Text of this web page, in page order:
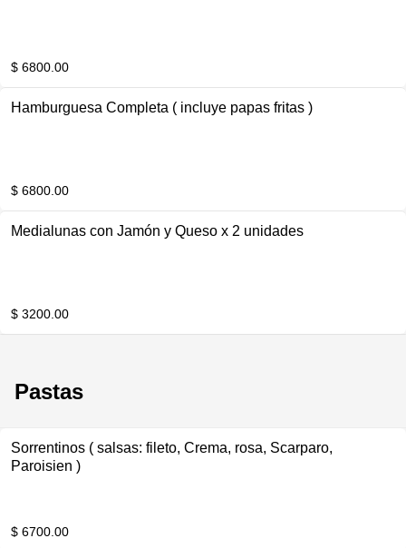
$ 6800.00
Hamburguesa Completa ( incluye papas fritas )
$ 6800.00
Medialunas con Jamón y Queso x 2 unidades
$ 3200.00
Pastas
Sorrentinos ( salsas: fileto, Crema, rosa, Scarparo,
Paroisien )
$ 6700.00